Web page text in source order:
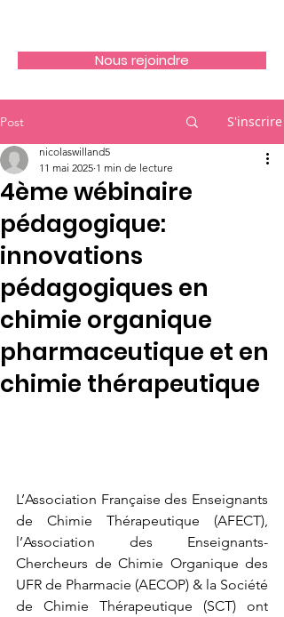
Nous rejoindre
Post S'inscrire
4ème wébinaire
pédagogique:
innovations
pédagogiques en
chimie organique
pharmaceutique et en
chimie thérapeutique
nicolaswilland5
11 mai 2025 1 min de lecture
L’Association Française des Enseignants
de Chimie Thérapeutique (AFECT),
l’Association des Enseignants-
Chercheurs de Chimie Organique des
UFR de Pharmacie (AECOP) & la Société
de Chimie Thérapeutique (SCT) ont